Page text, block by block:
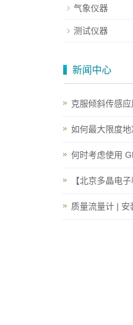
气象仪器
测试仪器
新闻中心
克服倾斜传感
如何最大限度
何时考虑使用
【北京多晶电
质量流量计 | 安